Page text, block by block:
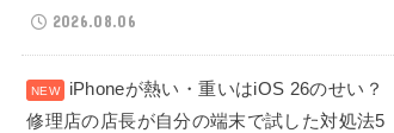
2026.08.06
iPhoneが熱い・重いはiOS 26のせい？
修理店の店長が自分の端末で試した対処法5